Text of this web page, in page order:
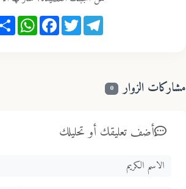
Share
WhatsAppFacebookTwitterTelegram
الزوار 0
أضف تعليقك أو تحليلك